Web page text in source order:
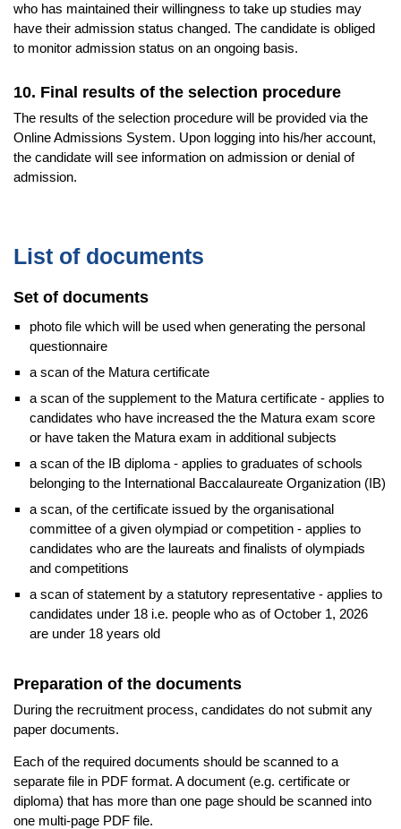
who has maintained their willingness to take up studies may
have their admission status changed. The candidate is obliged
to monitor admission status on an ongoing basis.
10. Final results of the selection procedure
The results of the selection procedure will be provided via the
Online Admissions System. Upon logging into his/her account,
the candidate will see information on admission or denial of
admission.
List of documents
Set of documents
photo file which will be used when generating the personal
questionnaire
a scan of the Matura certificate
a scan of the supplement to the Matura certificate - applies to
candidates who have increased the the Matura exam score
or have taken the Matura exam in additional subjects
a scan of the IB diploma - applies to graduates of schools
belonging to the International Baccalaureate Organization (IB)
a scan, of the certificate issued by the organisational
committee of a given olympiad or competition - applies to
candidates who are the laureats and finalists of olympiads
and competitions
a scan of statement by a statutory representative - applies to
candidates under 18 i.e. people who as of October 1, 2026
are under 18 years old
Preparation of the documents
During the recruitment process, candidates do not submit any
paper documents.
Each of the required documents should be scanned to a
separate file in PDF format. A document (e.g. certificate or
diploma) that has more than one page should be scanned into
one multi-page PDF file.